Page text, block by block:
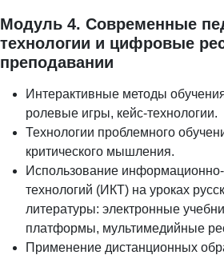
Модуль 4. Современные
технологии и цифровые
преподавании
Интерактивные методы
ролевые игры, кейс-технологии.
Технологии проблемного
критического мышления.
Использование
технологий (ИКТ) на уроках
литературы: электронные
платформы, мультимедийные
Применение дистанционных